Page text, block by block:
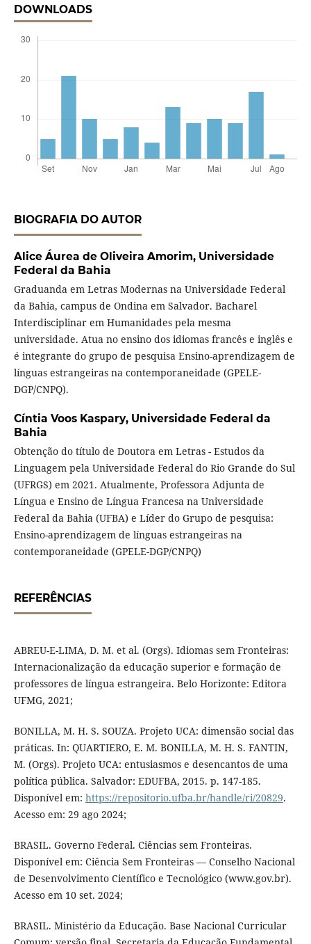
DOWNLOADS
BIOGRAFIA DO AUTOR
Alice Áurea de Oliveira Amorim, Universidade
Federal da Bahia
Graduanda em Letras Modernas na Universidade Federal
da Bahia, campus de Ondina em Salvador. Bacharel
Interdisciplinar em Humanidades pela mesma
universidade. Atua no ensino dos idiomas francês e inglês e
é integrante do grupo de pesquisa Ensino-aprendizagem de
línguas estrangeiras na contemporaneidade (GPELE-
DGP/CNPQ).
Cíntia Voos Kaspary, Universidade Federal da
Bahia
Obtenção do título de Doutora em Letras - Estudos da
Linguagem pela Universidade Federal do Rio Grande do Sul
(UFRGS) em 2021. Atualmente, Professora Adjunta de
Língua e Ensino de Língua Francesa na Universidade
Federal da Bahia (UFBA) e Líder do Grupo de pesquisa:
Ensino-aprendizagem de línguas estrangeiras na
contemporaneidade (GPELE-DGP/CNPQ)
REFERÊNCIAS
ABREU-E-LIMA, D. M. et al. (Orgs). Idiomas sem Fronteiras:
Internacionalização da educação superior e formação de
professores de língua estrangeira. Belo Horizonte: Editora
UFMG, 2021;
BONILLA, M. H. S. SOUZA. Projeto UCA: dimensão social das
práticas. In: QUARTIERO, E. M. BONILLA, M. H. S. FANTIN,
M. (Orgs). Projeto UCA: entusiasmos e desencantos de uma
política pública. Salvador: EDUFBA, 2015. p. 147-185.
Disponível em: https://repositorio.ufba.br/handle/ri/20829.
Acesso em: 29 ago 2024;
BRASIL. Governo Federal. Ciências sem Fronteiras.
Disponível em: Ciência Sem Fronteiras — Conselho Nacional
de Desenvolvimento Científico e Tecnológico (www.gov.br).
Acesso em 10 set. 2024;
BRASIL. Ministério da Educação. Base Nacional Curricular